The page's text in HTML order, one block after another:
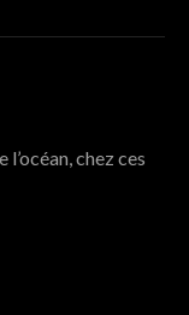
chez ces